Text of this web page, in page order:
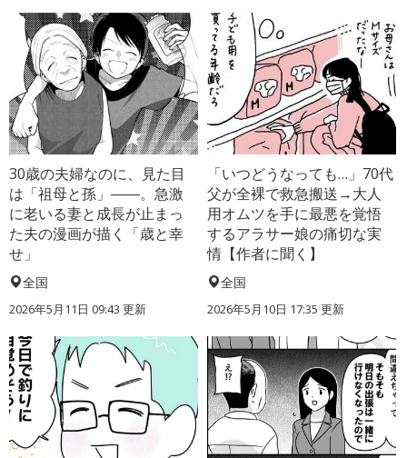
30歳の夫婦なのに、見た目
は「祖母と孫」――。急激
に老いる妻と成長が止まっ
た夫の漫画が描く「歳と幸
せ」
全国
2026年5月11日 09:43 更新
「いつどうなっても…」70代
父が全裸で救急搬送→大人
用オムツを手に最悪を覚悟
するアラサー娘の痛切な実
情【作者に聞く】
全国
2026年5月10日 17:35 更新